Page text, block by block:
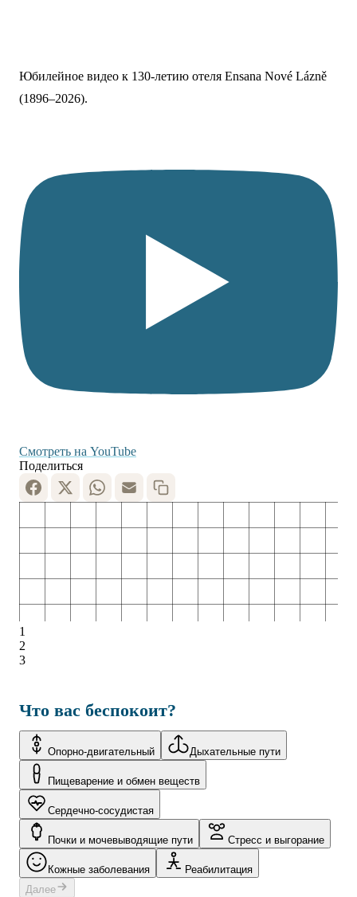
Юбилейное видео к 130-летию отеля Ensana Nové Lázně
(1896–2026).
Смотреть на YouTube
Поделиться
1
2
3
Что вас беспокоит?
Опорно-двигательный Дыхательные пути
Пищеварение и обмен веществ
Сердечно-сосудистая
Почки и мочевыводящие пути Стресс и выгорание
Кожные заболевания
Реабилитация
Далее